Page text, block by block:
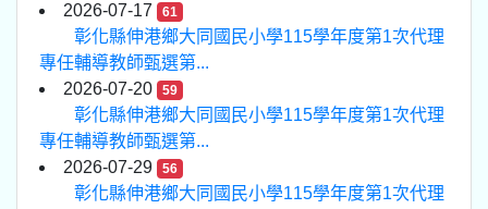
2026-07-17
61
彰化縣伸港鄉大同國民小學115學年度第1次代理
專任輔導教師甄選第...
2026-07-20
59
彰化縣伸港鄉大同國民小學115學年度第1次代理
專任輔導教師甄選第...
2026-07-29
56
彰化縣伸港鄉大同國民小學115學年度第1次代理